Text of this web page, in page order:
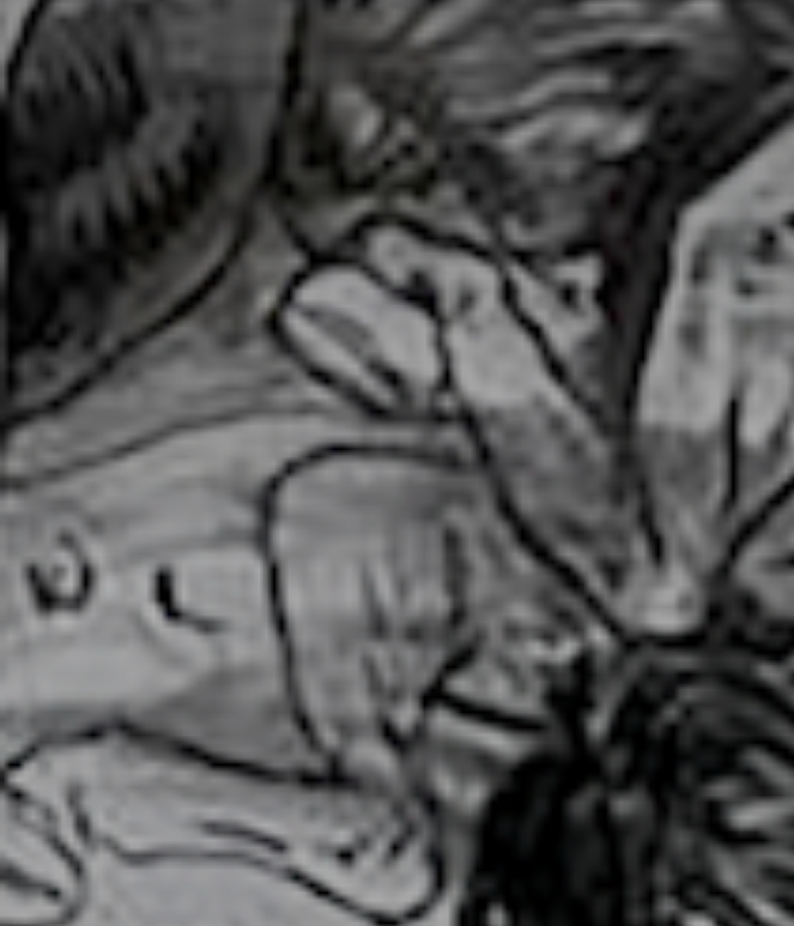
J'accepte lestermes et conditions
* Champ obligatoire
Prénom
Statut / Organisation
J'accepte lestermes et conditions
* Champ obligatoire